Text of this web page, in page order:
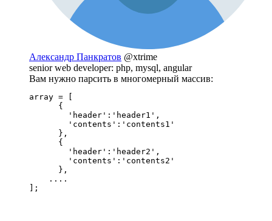
Александр Панкратов @xtrime
senior web developer: php, mysql, angular
Вам нужно парсить в многомерный массив:
array = [
      {
        'header':'header1',
        'contents':'contents1'
      },
      {
        'header':'header2',
        'contents':'contents2'
      },
    ....
];